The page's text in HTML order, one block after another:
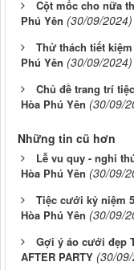
Cột mốc cho nữa
Phú Yên (30/09/2024)
Thử thách tiết
Phú Yên (30/09/2024)
Chủ đề trang trí
Hòa Phú Yên (30/09/
Những tin cũ hơn
Lễ vu quy - nghi
Hòa Phú Yên (30/09/
Tiệc cưới kỷ niệm
Hòa Phú Yên (30/09/
Gợi ý áo cưới đẹp
AFTER PARTY (30/